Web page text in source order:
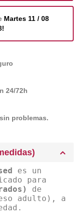
Martes 11 / 08
24/72h
problemas.
es un
para
de
adulto), a